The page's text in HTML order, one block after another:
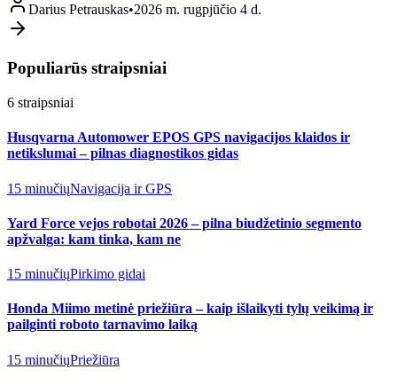
Darius Petrauskas•2026 m. rugpjūčio 4 d.
Populiarūs straipsniai
6 straipsniai
Husqvarna Automower EPOS GPS navigacijos klaidos ir
netikslumai – pilnas diagnostikos gidas
15 minučiųNavigacija ir GPS
Yard Force vejos robotai 2026 – pilna biudžetinio segmento
apžvalga: kam tinka, kam ne
15 minučiųPirkimo gidai
Honda Miimo metinė priežiūra – kaip išlaikyti tylų veikimą ir
pailginti roboto tarnavimo laiką
15 minučiųPriežiūra